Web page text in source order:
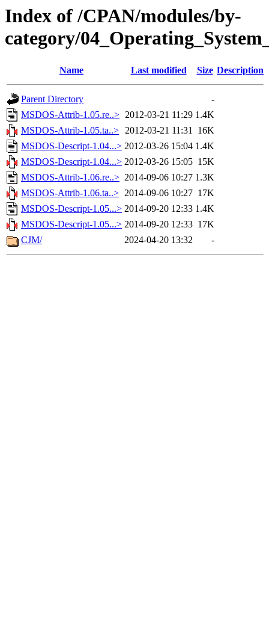
Index of /CPAN/modules/by-
category/
Name Last modified Size Description
Parent Directory
-
MSDOS-Attrib-1.05.re..> 2012-03-21 11:29 1.4K
MSDOS-Attrib-1.05.ta..> 2012-03-21 11:31 16K
MSDOS-Descript-1.04...> 2012-03-26 15:04 1.4K
MSDOS-Descript-1.04...> 2012-03-26 15:05 15K
MSDOS-Attrib-1.06.re..> 2014-09-06 10:27 1.3K
MSDOS-Attrib-1.06.ta..> 2014-09-06 10:27 17K
MSDOS-Descript-1.05...> 2014-09-20 12:33 1.4K
MSDOS-Descript-1.05...> 2014-09-20 12:33 17K
CJM/
2024-04-20 13:32 -